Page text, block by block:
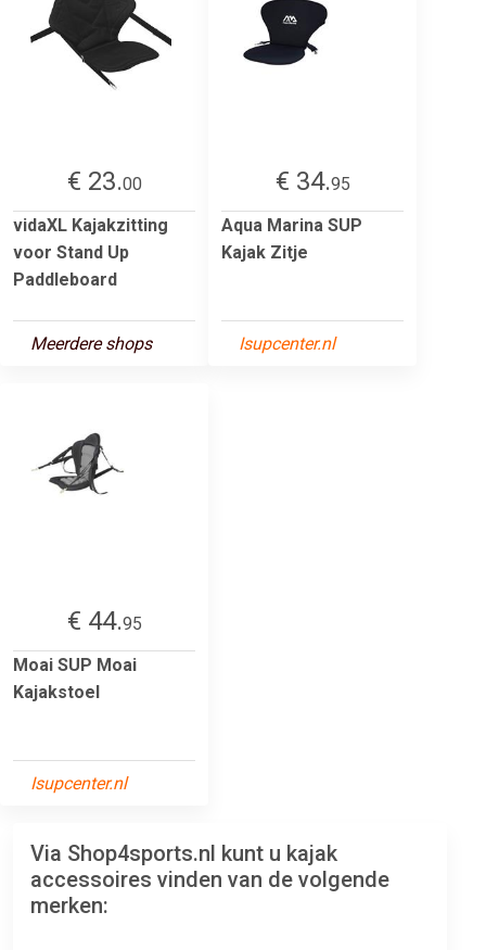
€ 23.00
vidaXL Kajakzitting
voor Stand Up
Paddleboard
Meerdere shops
€ 34.95
Aqua Marina SUP
Kajak Zitje
Isupcenter.nl
€ 44.95
Moai SUP Moai
Kajakstoel
Isupcenter.nl
Via Shop4sports.nl kunt u kajak
accessoires vinden van de volgende
merken: